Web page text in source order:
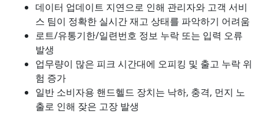
데이터 업데이트 지연으로 인해 관리자와 고객 서비
스 팀이 정확한 실시간 재고 상태를 파악하기 어려움
로트/유통기한/일련번호 정보 누락 또는 입력 오류
발생
업무량이 많은 피크 시간대에 오피킹 및 출고 누락 위
험 증가
일반 소비자용 핸드헬드 장치는 낙하, 충격, 먼지 노
출로 인해 잦은 고장 발생